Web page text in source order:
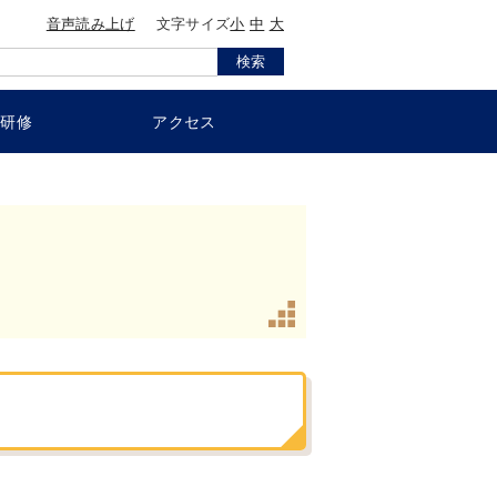
音声読み上げ 文字サイズ小 中 大
修 アクセス